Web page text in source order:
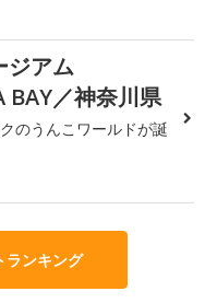
ジアム
BAY／神奈川県
のうんこワールドが誕
ランキング